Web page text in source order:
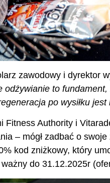
zawodowy i
odżywianie to
po wysiłku
Fitness Authority i
– mógł zadbać o
kod zniżkowy, który
ważny do 31.12.2025r